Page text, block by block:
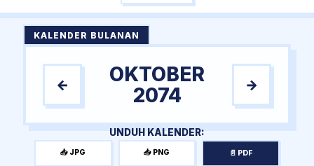
KALENDER BULANAN
←
OKTOBER
2074
→
UNDUH KALENDER:
📥 JPG 📥 PNG 📄 PDF